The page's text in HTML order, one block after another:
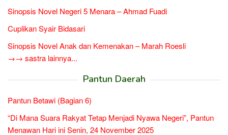
Sinopsis Novel Negeri 5 Menara – Ahmad Fuadi
Cuplikan Syair Bidasari
Sinopsis Novel Anak dan Kemenakan – Marah Roesli
→→ sastra lainnya...
Pantun Daerah
Pantun Betawi (Bagian 6)
“Di Mana Suara Rakyat Tetap Menjadi Nyawa Negeri”, Pantun
Menawan Hari ini Senin, 24 November 2025